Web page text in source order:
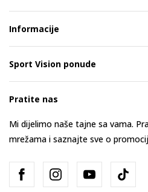
Informacije
Sport Vision ponude
Pratite nas
Mi dijelimo naše tajne sa vama.
mrežama i saznajte sve o